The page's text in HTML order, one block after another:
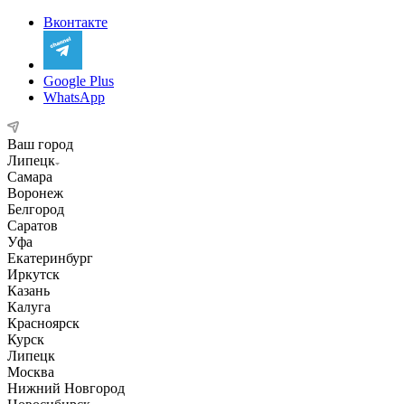
Вконтакте
Google Plus
WhatsApp
Ваш город
Липецк
Самара
Воронеж
Белгород
Саратов
Уфа
Екатеринбург
Иркутск
Казань
Калуга
Красноярск
Курск
Липецк
Москва
Нижний Новгород